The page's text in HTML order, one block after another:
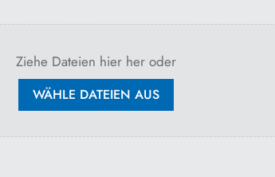
Ziehe Dateien hier her oder
WÄHLE DATEIEN AUS